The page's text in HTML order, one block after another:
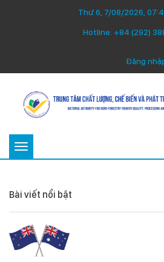
Thứ 6, 7/08/2026,
Hotline: +84 (292)
Đăng
Toggle
Bài viết nổi bật